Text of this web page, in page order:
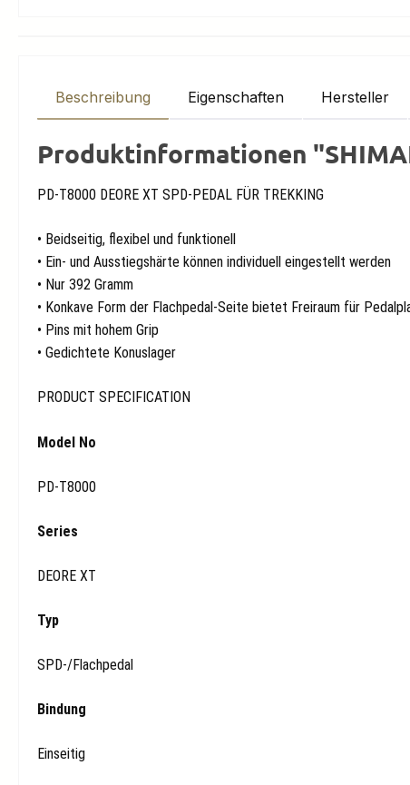
Beschreibung Eigenschaften Hersteller
Produktinformationen
PD-T8000 DEORE XT SPD-PEDAL FÜR TREKKING
• Beidseitig, flexibel und funktionell
• Ein- und Ausstiegshärte können individuell eingestellt werden
• Nur 392 Gramm
• Konkave Form der Flachpedal-Seite bietet Freiraum für
• Pins mit hohem Grip
• Gedichtete Konuslager
PRODUCT SPECIFICATION
Model No
PD-T8000
Series
DEORE XT
Typ
SPD-/Flachpedal
Bindung
Einseitig